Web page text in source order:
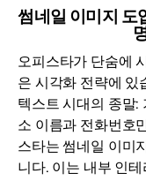
썸네일 이미지 도
오피스타가 단숨에
은 시각화 전략에 있
텍스트 시대의 종말:
소 이름과 전화번호
스타는 썸네일 이미
니다. 이는 내부 인테